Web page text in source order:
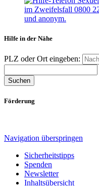
Hilfe in der Nähe
PLZ oder Ort eingeben:
Suchen
Förderung
Navigation überspringen
Sicherheitstipps
Spenden
Newsletter
Inhaltsübersicht